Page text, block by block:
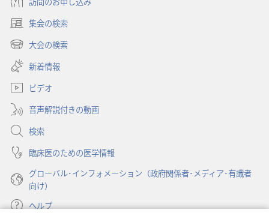
集会の検索
（新
し
タ
で
開
く）
大会の検索
（新
し
い
タ
ブ
で
開
く）
新着情報
ビデオ
音声解説付きの動画
検索
臨床医のための医学情報
グローバル･インフォメーション（政府関係者･メディア･有識者
向け）
ヘルプ